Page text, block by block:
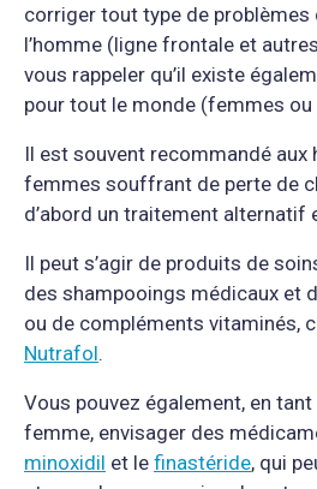
corriger tout type de problèmes
l’homme (ligne frontale et
vous rappeler qu’il existe
pour tout le monde (femmes ou
Il est souvent recommandé aux
femmes souffrant de perte de
d’abord un traitement alternatif
Il peut s’agir de produits de
des shampooings médicaux et
ou de compléments vitaminés,
Nutrafol.
Vous pouvez également, en tant
femme, envisager des
minoxidil et le finastéride, qui